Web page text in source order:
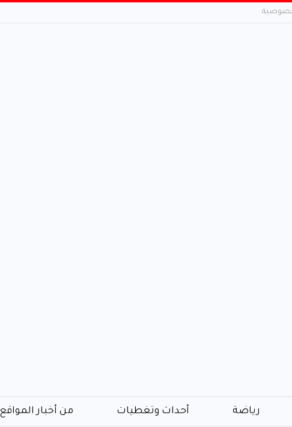
رياضة أحداث وتغطيات من أخبار المواقع